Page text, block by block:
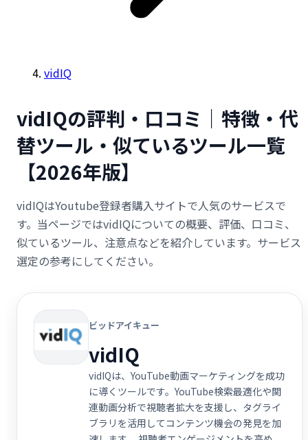
vidIQ
vidIQの評判・口コミ｜特徴・代
替ツール・似ているツール一覧
【2026年版】
vidIQはYoutube登録者購入サイトで人気のサービスで
す。当ページではvidIQについての概要、評価、口コミ、
似ているツール、注意点などを紹介しています。サービス
選定の参考にしてください。
ビッドアイキュー
vidIQ
vidIQは、YouTube動画マーケティングを成功
に導くツールです。YouTube検索最適化や関
連動画分析で視聴者拡大を支援し、タグライ
ブラリを活用してコンテンツ機会の発見を加